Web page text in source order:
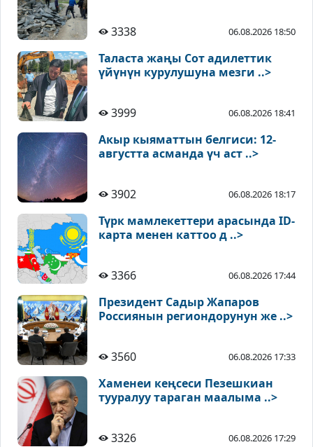
3338 06.08.2026 18:50
Таласта жаңы Сот адилеттик
үйүнүн курулушуна мезги ..>
3999 06.08.2026 18:41
Акыр кыяматтын белгиси: 12-
августта асманда үч аст ..>
3902 06.08.2026 18:17
Түрк мамлекеттери арасында ID-
карта менен каттоо д ..>
3366 06.08.2026 17:44
Президент Садыр Жапаров
Россиянын региондорунун же ..>
3560 06.08.2026 17:33
Хаменеи кеңсеси Пезешкиан
тууралуу тараган маалыма ..>
3326 06.08.2026 17:29